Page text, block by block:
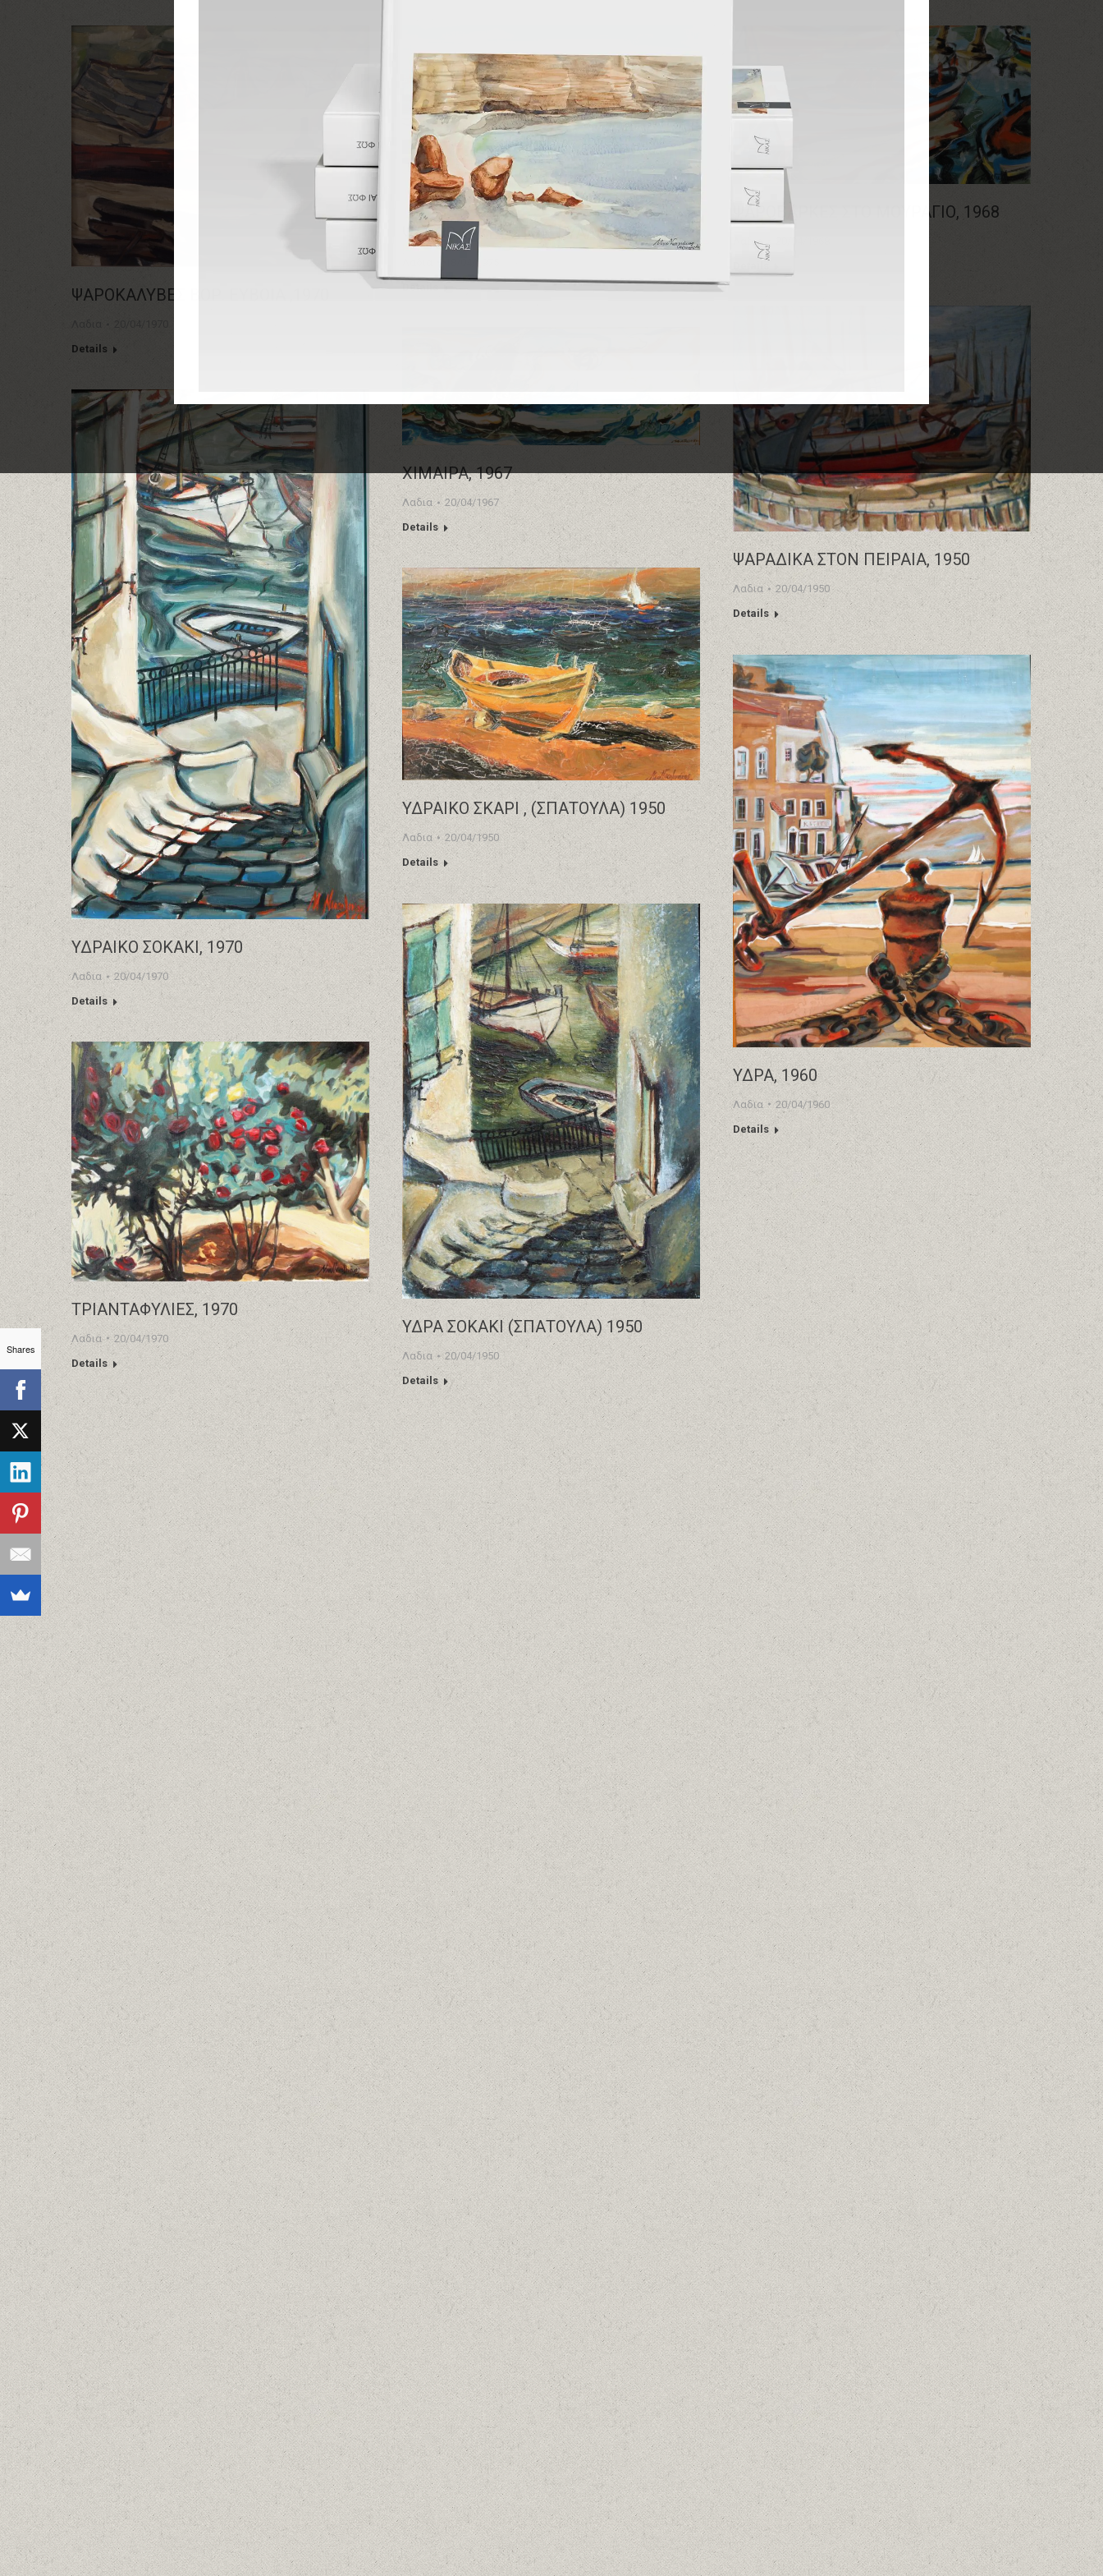
ΨΑΡΟΚΑΛΥΒΕΣ ΒΟΡ. ΕΥΒΟΙΑ ,1970
Details
ΨΑΡΟΒΑΡΚΕΣ ΣΤΟΝ ΓΥΑΛΟ, 1975
18/04/1975
Details
ΨΑΡΟΒΑΡΚΕΣ ΣΤΟ ΜΟΥΡΑΓΙΟ, 1968
Λαδια
ΨΑΡΑΔΙΚΑ ΣΤΟΝ ΠΕΙΡΑΙΑ, 1950
Λαδια
20/04/1950
Details
ΧΙΜΑΙΡΑ, 1967
Λαδια
20/04/1967
Details
ΥΔΡΑΙΚΟ ΣΟΚΑΚΙ, 1970
Λαδια
20/04/1970
Details
ΥΔΡΑΙΚΟ ΣΚΑΡΙ , (ΣΠΑΤΟΥΛΑ) 1950
Λαδια
20/04/1950
Details
ΥΔΡΑ, 1960
Λαδια
20/04/1960
Details
ΥΔΡΑ ΣΟΚΑΚΙ (ΣΠΑΤΟΥΛΑ) 1950
Λαδια
20/04/1950
Details
ΤΡΙΑΝΤΑΦΥΛΙΕΣ, 1970
Λαδια
20/04/1970
Details
Συνεύρεση υπό το Σεληνόφως, 1980
Λαδια
15/04/1980
Details
ΣΤΟ ΠΕΡΑΜΑ, 1971
Λαδια
20/04/1971
Details
Σπέτσες, 1950
Λαδια
17/04/1950
Details
ΠΥΡΟΦΑΝΙΑ ΣΤΟΝ ΜΩΛΟ, 1971
Λαδια
18/04/1971
Details
ΠΡΟΣΩΠΟ AΓΟΡΙΟΥ, 1950
Λαδια
20/04/1950
Details
ΠΕΡΑΜΑ ΠΛΟΙΑ ΔΕΜΕΝΑ ΣΤΗ ΣΕΙΡΑ,
1975
Λαδια
20/04/1975
Details
ΠΕΡΑΜΑ ΝΑΥΠΗΓΕΙΑ, 1970
Λαδια
20/04/1970
Details
ΠΕΡΑΜΑ ΝΑΥΠΗΓΕΙΑ, 1970
Λαδια
20/04/1970
Details
ΠΕΡΑΜΑ 1970
Λαδια
20/04/1970
ΠΕΙΡΑΙΑΣ ΛΙΜΑΝΙ, 1971
Λαδια 20/04/1971
Shares